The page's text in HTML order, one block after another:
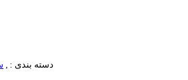
دسته بندی :